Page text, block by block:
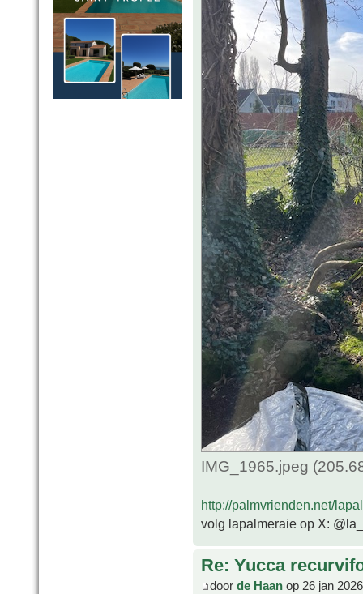
IMG_1965.jpeg
http://palmvrienden.net/
volg lapalmeraie op X:
Re: Yucca
door de Haan op 26 jan